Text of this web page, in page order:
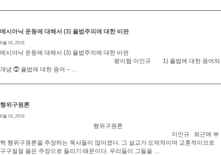
메시아닉 운동에 대해서 (3) 율법주의에 대한 비판
6월 16, 2016
메시야닉 운동에 대해서 (3) 율법주의에 대한 비판
평이협 이인규 1) 율법에 대한 용어와
개념 ⓵ 율법에 대한 용어 – …
행위구원론
6월 16, 2016
행위구원론
이인규 최근에 부
쩍 행위구원론을 주장하는 목사들이 많아졌다. 그 설교가 도덕적이며 교훈적이므로
구구절절 옳은 주장으로 들리기 때문이다. 우리들이 그들을 …